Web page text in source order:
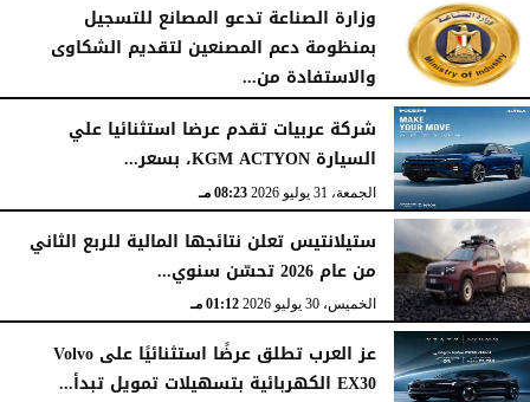
وزارة الصناعة تدعو المصانع للتسجيل
بمنظومة دعم المصنعين لتقديم الشكاوى
والاستفادة من...
السبت، 1 أغسطس 2026
شركة عربيات تقدم عرضا استثنائيا علي
السيارة KGM ACTYON، بسعر...
الجمعة، 31 يوليو 2026 08:23 مـ
ستيلانتيس تعلن نتائجها المالية للربع الثاني
من عام 2026 تحسّن سنوي...
الخميس، 30 يوليو 2026 01:12 مـ
عز العرب تطلق عرضًا استثنائيًا على Volvo
EX30 الكهربائية بتسهيلات تمويل تبدأ...